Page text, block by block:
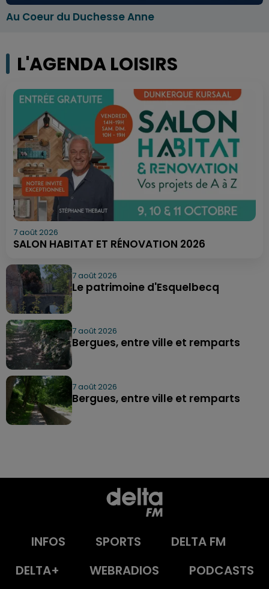
Au Coeur du Duchesse Anne
L'AGENDA LOISIRS
7 août 2026
SALON HABITAT ET RÉNOVATION 2026
7 août 2026
Le patrimoine d'Esquelbecq
7 août 2026
Bergues, entre ville et remparts
7 août 2026
Bergues, entre ville et remparts
INFOS SPORTS
DELTA FM
DELTA+
WEBRADIOS PODCASTS